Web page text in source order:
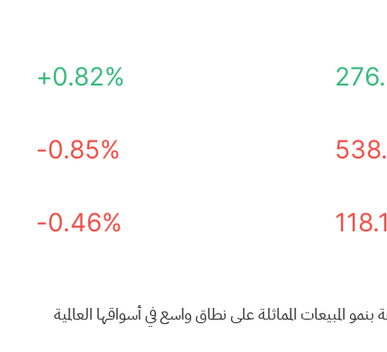
+0.82%
-0.85%
-0.46%
المبيعات المماثلة على نطاق واسع في أسواقها العالمية